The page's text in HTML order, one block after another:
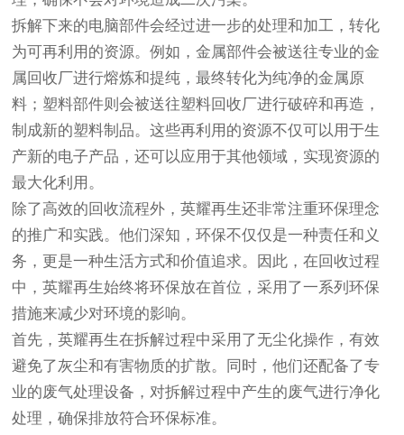
拆解下来的电脑部件会经过进一步的处理和加工，转化
为可再利用的资源。例如，金属部件会被送往专业的金
属回收厂进行熔炼和提纯，最终转化为纯净的金属原
料；塑料部件则会被送往塑料回收厂进行破碎和再造，
制成新的塑料制品。这些再利用的资源不仅可以用于生
产新的电子产品，还可以应用于其他领域，实现资源的
最大化利用。
除了高效的回收流程外，英耀再生还非常注重环保理念
的推广和实践。他们深知，环保不仅仅是一种责任和义
务，更是一种生活方式和价值追求。因此，在回收过程
中，英耀再生始终将环保放在首位，采用了一系列环保
措施来减少对环境的影响。
首先，英耀再生在拆解过程中采用了无尘化操作，有效
避免了灰尘和有害物质的扩散。同时，他们还配备了专
业的废气处理设备，对拆解过程中产生的废气进行净化
处理，确保排放符合环保标准。